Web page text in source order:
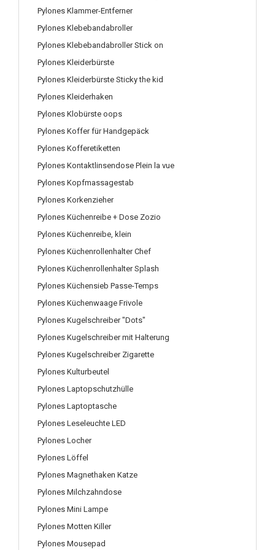
Pylones Klammer-Entferner
Pylones Klebebandabroller
Pylones Klebebandabroller Stick on
Pylones Kleiderbürste
Pylones Kleiderbürste Sticky the kid
Pylones Kleiderhaken
Pylones Klobürste oops
Pylones Koffer für Handgepäck
Pylones Kofferetiketten
Pylones Kontaktlinsendose Plein la vue
Pylones Kopfmassagestab
Pylones Korkenzieher
Pylones Küchenreibe + Dose Zozio
Pylones Küchenreibe, klein
Pylones Küchenrollenhalter Chef
Pylones Küchenrollenhalter Splash
Pylones Küchensieb Passe-Temps
Pylones Küchenwaage Frivole
Pylones Kugelschreiber "Dots"
Pylones Kugelschreiber mit Halterung
Pylones Kugelschreiber Zigarette
Pylones Kulturbeutel
Pylones Laptopschutzhülle
Pylones Laptoptasche
Pylones Leseleuchte LED
Pylones Locher
Pylones Löffel
Pylones Magnethaken Katze
Pylones Milchzahndose
Pylones Mini Lampe
Pylones Motten Killer
Pylones Mousepad